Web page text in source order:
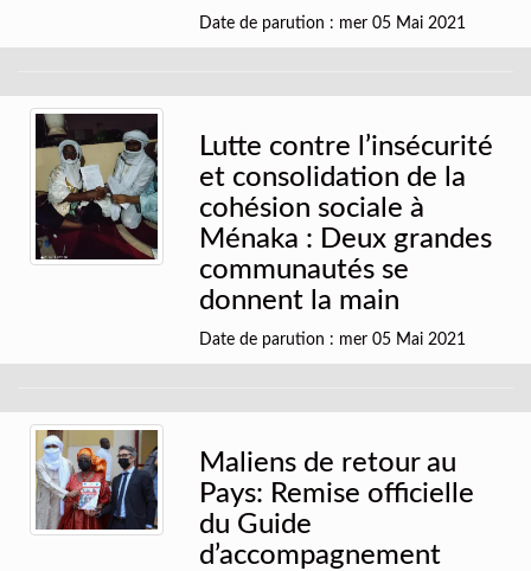
Date de parution : mer 05 Mai 2021
Lutte contre l’insécurité
et consolidation de la
cohésion sociale à
Ménaka : Deux grandes
communautés se
donnent la main
Date de parution : mer 05 Mai 2021
Maliens de retour au
Pays: Remise officielle
du Guide
d’accompagnement